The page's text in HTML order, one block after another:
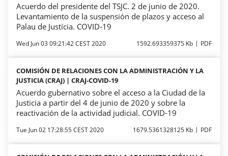
Acuerdo del presidente del TSJC. 2 de junio de 2020.
Levantamiento de la suspensión de plazos y acceso al
Palau de Justícia. COVID-19
Wed Jun 03 09:21:42 CEST 2020 1592.693359375 Kb PDF
COMISIÓN DE RELACIONES CON LA ADMINISTRACIÓN Y LA
JUSTICIA (CRAJ) | CRAJ-COVID-19
Acuerdo gubernativo sobre el acceso a la Ciudad de la
Justicia a partir del 4 de junio de 2020 y sobre la
reactivación de la actividad judicial. COVID-19
Tue Jun 02 17:28:55 CEST 2020 1679.5361328125 Kb PDF